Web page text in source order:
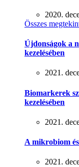
2020.
Összes
Újdonságok a
kezelésében
2021.
Biomarkerek
kezelésében
2021.
A mikrobiom
2021.